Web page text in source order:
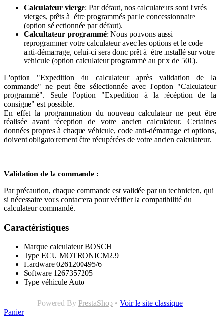
Calculateur vierge: Par défaut, nos calculateurs sont livrés
vierges, prêts à étre programmés par le concessionnaire
(option sélectionnée par défaut).
Calcultateur programmé: Nous pouvons aussi
reprogrammer votre calculateur avec les options et le code
anti-démarrage, celui-ci sera donc prêt à étre installé sur votre
véhicule (option calculateur programmé au prix de 50€).
L'option "Expedition du calculateur après validation de la
commande" ne peut être sélectionnée avec l'option "Calculateur
programmé". Seule l'option "Expedition à la récéption de la
consigne" est possible.
En effet la programmation du nouveau calculateur ne peut être
réalisée avant réception de votre ancien calculateur. Certaines
données propres à chaque véhicule, code anti-démarrage et options,
doivent obligatoirement être récupérées de votre ancien calculateur.
Validation de la commande :
Par précaution, chaque commande est validée par un technicien, qui
si nécessaire vous contactera pour vérifier la compatibilité du
calculateur commandé.
Caractéristiques
Marque calculateur BOSCH
Type ECU MOTRONICM2.9
Hardware 0261200495/6
Software 1267357205
Type véhicule Auto
Powered By PrestaShop • Voir le site classique
Panier